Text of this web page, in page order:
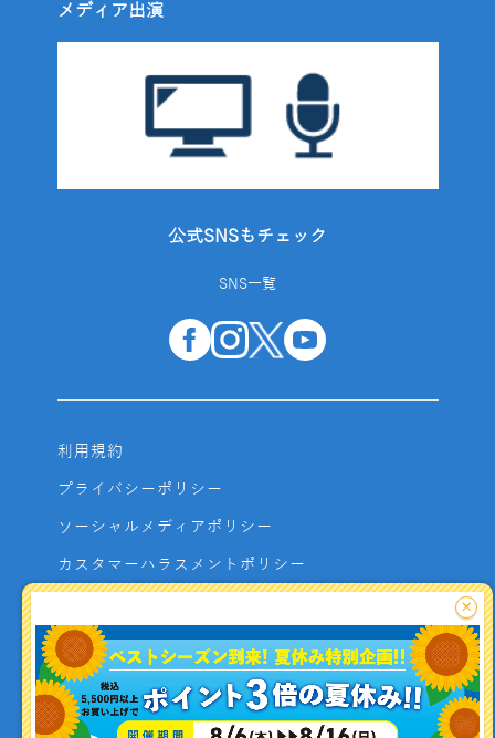
メディア出演
公式SNSもチェック
SNS一覧
利用規約
プライバシーポリシー
ソーシャルメディアポリシー
カスタマーハラスメントポリシー
よくあるご質問
お問い合わせ
利用者資金の保全方法
×